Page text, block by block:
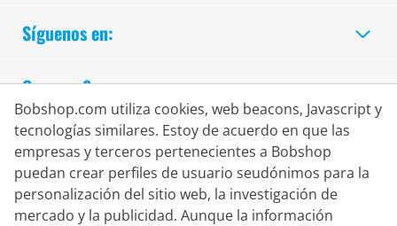
Síguenos en:
Compra Segura
Bobshop.com utiliza cookies, web beacons, Javascript y
tecnologías similares. Estoy de acuerdo en que las
empresas y terceros pertenecientes a Bobshop
puedan crear perfiles de usuario seudónimos para la
personalización del sitio web, la investigación de
mercado y la publicidad. Aunque la información